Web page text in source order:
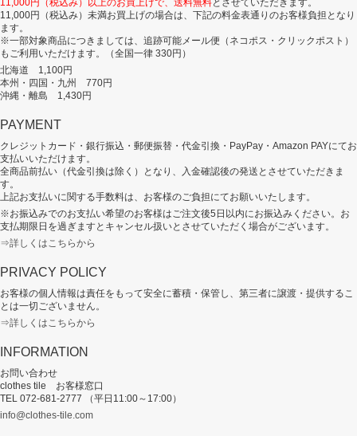
11,000円（税込み）未満お買上げの場合は、下記の料金表通りのお客様負担となり
ます。
※一部対象商品につきましては、追跡可能メール便（ネコポス・クリックポスト）
もご利用いただけます。（全国一律 330円）
北海道 1,100円
本州・四国・九州 770円
沖縄・離島 1,430円
PAYMENT
クレジットカード・銀行振込・郵便振替・代金引換・PayPay・Amazon PAYにてお
支払いいただけます。
全商品前払い（代金引換は除く）となり、入金確認後の発送とさせていただきま
す。
上記お支払いに関する手数料は、お客様のご負担にてお願いいたします。
※お振込みでのお支払い希望のお客様はご注文後5日以内にお振込みください。お
支払期限日を過ぎますとキャンセル扱いとさせていただく場合がございます。
⇒詳しくはこちらから
PRIVACY POLICY
お客様の個人情報は責任をもって安全に蓄積・保管し、第三者に譲渡・提供するこ
とは一切ございません。
⇒詳しくはこちらから
INFORMATION
お問い合わせ
clothes tile お客様窓口
TEL 072-681-2777 （平日11:00～17:00）
info@clothes-tile.com